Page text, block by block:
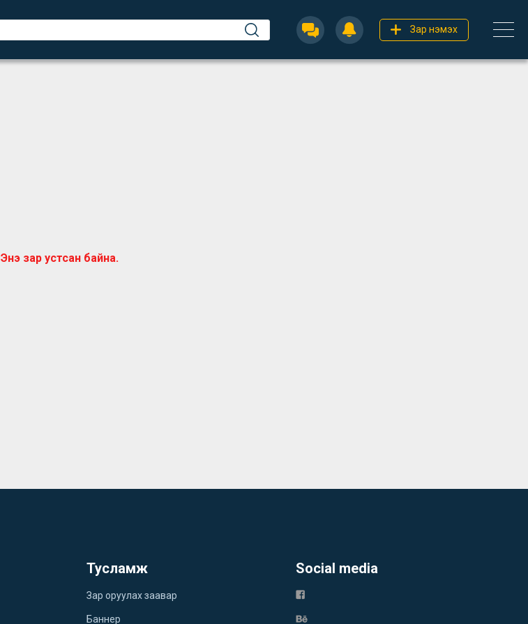
Зар нэмэх
Энэ зар устсан байна.
Тусламж
Зар оруулах заавар
Баннер
Social media